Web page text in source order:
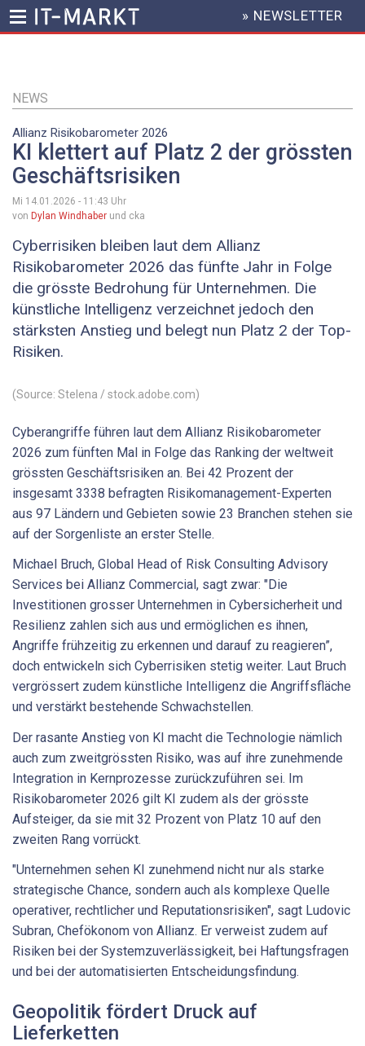
Inhalt
HEADER
MENU
» NEWSLETTER
NEWS
Allianz Risikobarometer 2026
KI klettert auf Platz 2 der grössten
Geschäftsrisiken
Mi 14.01.2026 - 11:43 Uhr
von Dylan Windhaber und cka
Cyberrisiken bleiben laut dem Allianz
Risikobarometer 2026 das fünfte Jahr in Folge
die grösste Bedrohung für Unternehmen. Die
künstliche Intelligenz verzeichnet jedoch den
stärksten Anstieg und belegt nun Platz 2 der Top-
Risiken.
(Source: Stelena / stock.adobe.com)
Cyberangriffe führen laut dem Allianz Risikobarometer
2026 zum fünften Mal in Folge das Ranking der weltweit
grössten Geschäftsrisiken an. Bei 42 Prozent der
insgesamt 3338 befragten Risikomanagement-Experten
aus 97 Ländern und Gebieten sowie 23 Branchen stehen sie
auf der Sorgenliste an erster Stelle.
Michael Bruch, Global Head of Risk Consulting Advisory
Services bei Allianz Commercial, sagt zwar: "Die
Investitionen grosser Unternehmen in Cybersicherheit und
Resilienz zahlen sich aus und ermöglichen es ihnen,
Angriffe frühzeitig zu erkennen und darauf zu reagieren”,
doch entwickeln sich Cyberrisiken stetig weiter. Laut Bruch
vergrössert zudem künstliche Intelligenz die Angriffsfläche
und verstärkt bestehende Schwachstellen.
Der rasante Anstieg von KI macht die Technologie nämlich
auch zum zweitgrössten Risiko, was auf ihre zunehmende
Integration in Kernprozesse zurückzuführen sei. Im
Risikobarometer 2026 gilt KI zudem als der grösste
Aufsteiger, da sie mit 32 Prozent von Platz 10 auf den
zweiten Rang vorrückt.
"Unternehmen sehen KI zunehmend nicht nur als starke
strategische Chance, sondern auch als komplexe Quelle
operativer, rechtlicher und Reputationsrisiken", sagt Ludovic
Subran, Chefökonom von Allianz. Er verweist zudem auf
Risiken bei der Systemzuverlässigkeit, bei Haftungsfragen
und bei der automatisierten Entscheidungsfindung.
Geopolitik fördert Druck auf
Lieferketten